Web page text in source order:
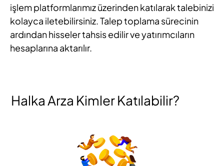
işlem platformlarımız üzerinden katılarak talebinizi
kolayca iletebilirsiniz. Talep toplama sürecinin
ardından hisseler tahsis edilir ve yatırımcıların
hesaplarına aktarılır.
Halka Arza Kimler Katılabilir?